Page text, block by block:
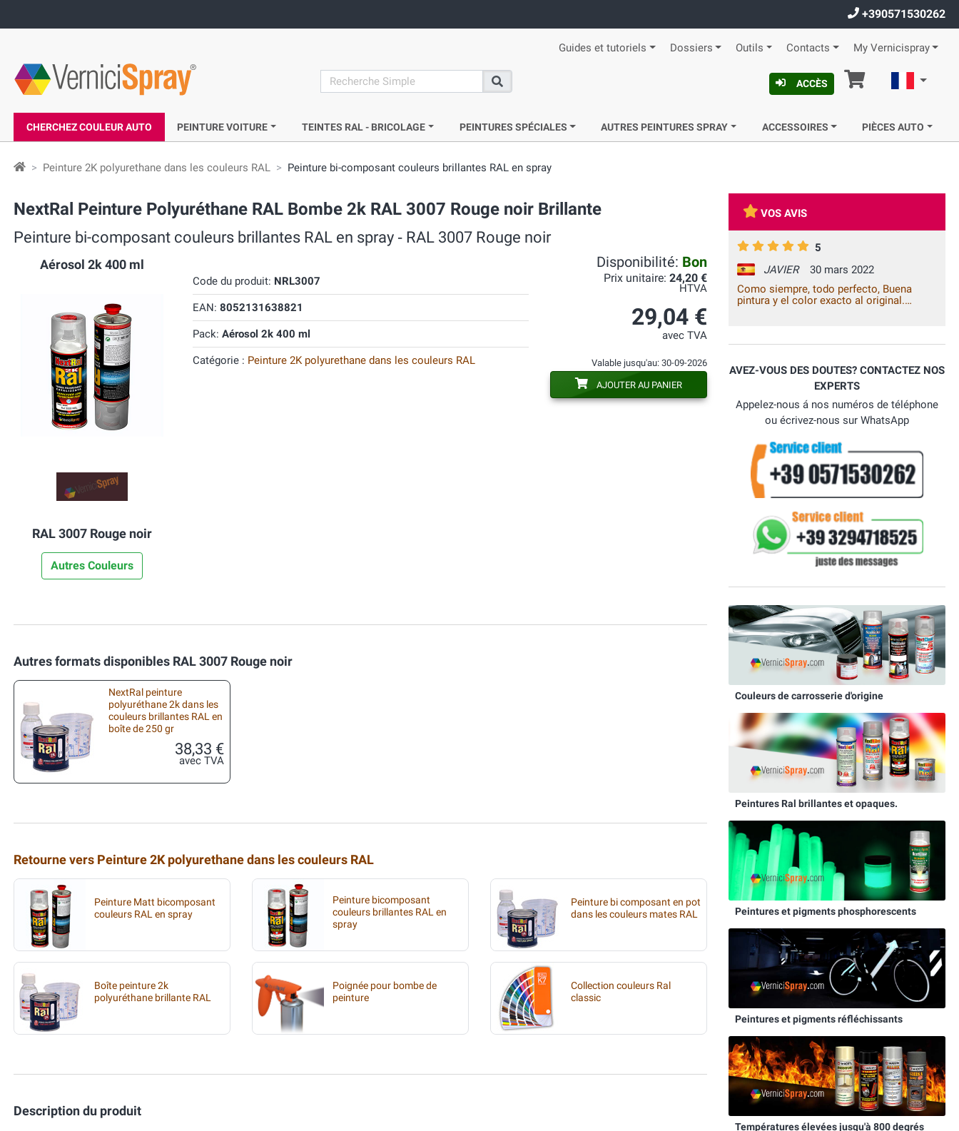
+390571530262
Guides et tutoriels Dossiers Outils Contacts My Vernicispray
search
Recherche
ACCÈS Panier
CHERCHEZ COULEUR AUTO PEINTURE VOITURE TEINTES RAL - BRICOLAGE PEINTURES SPÉCIALES AUTRES PEINTURES SPRAY ACCESSOIRES PIÈCES AUTO
Peinture 2K polyurethane dans les couleurs RAL Peinture bi-composant couleurs brillantes RAL en spray
NextRal Peinture Polyuréthane RAL Bombe 2k RAL 3007 Rouge noir Brillante
Peinture bi-composant couleurs brillantes RAL en spray ‐ RAL 3007 Rouge noir
Aérosol 2k 400 ml
RAL 3007 Rouge noir
Autres Couleurs
Code du produit: NRL3007
EAN: 8052131638821
Pack: Aérosol 2k 400 ml
Catégorie : Peinture 2K polyurethane dans les couleurs RAL
Disponibilité: Bon
Prix unitaire: 24,20 €
HTVA
29,04 €
avec TVA
Valable jusqu'au: 30-09-2026
AJOUTER AU PANIER
Autres formats disponibles RAL 3007 Rouge noir
NextRal peinture
polyuréthane 2k dans les
couleurs brillantes RAL en
boîte de 250 gr
38,33 €
avec TVA
Retourne vers Peinture 2K polyurethane dans les couleurs RAL
Peinture Matt bicomposant
couleurs RAL en spray
Peinture bicomposant
couleurs brillantes RAL en
spray
Peinture bi composant en pot
dans les couleurs mates RAL
Boîte peinture 2k
polyuréthane brillante RAL
Poignée pour bombe de
peinture
Collection couleurs Ral
classic
Description du produit
VOS AVIS
5
JAVIER
30 mars 2022
Como siempre, todo perfecto, Buena
pintura y el color exacto al original.
recomendable.
AVEZ-VOUS DES DOUTES? CONTACTEZ NOS
EXPERTS
Appelez-nous á nos numéros de téléphone
ou écrivez-nous sur WhatsApp
Couleurs de carrosserie d'origine
Peintures Ral brillantes et opaques.
Peintures et pigments phosphorescents
Peintures et pigments réfléchissants
Températures élevées jusqu'à 800 degrés